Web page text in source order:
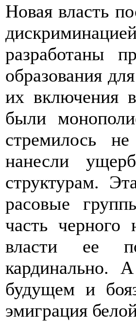
Новая власть
разработаны
образования
их включения
были
стремилось
нанесли
структурам.
расовые
часть черного
власти ее
кардинально.
будущем и
эмиграция